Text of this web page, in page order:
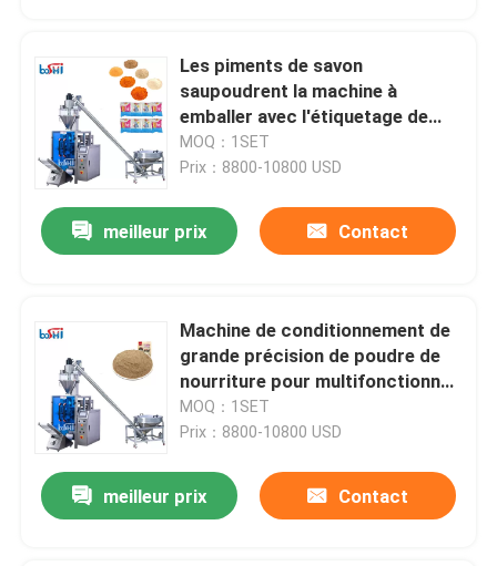
Les piments de savon
saupoudrent la machine à
emballer avec l'étiquetage de
emballage remplissant
MOQ：1SET
Prix：8800-10800 USD
meilleur prix Contact
Machine de conditionnement de
grande précision de poudre de
nourriture pour multifonctionnel
épicé
MOQ：1SET
Prix：8800-10800 USD
meilleur prix Contact